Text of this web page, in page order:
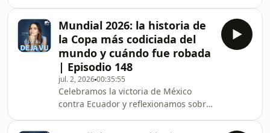
Erdmenger, jefe de informaci
que México organizó el Mundial de
1986 tras la renuncia de Colombia y
protagonizó una inauguración
inolvidable. Te contamos la historia de
Javier &quot;El Vasco&quot; Aguirre,
desde sus orígenes y participación
como jugador en aquel Mundial hasta
el h
Mundial 2026: la historia de
la Copa más codiciada del
mundo y cuándo fue robada
| Episodio 148
jul. 2, 202600:35:55
Celebramos la victoria de México
contra Ecuador y reflexionamos sobre